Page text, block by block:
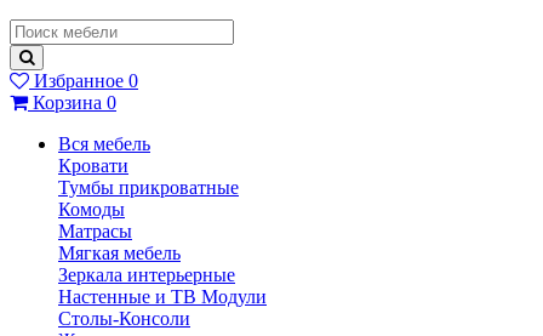
Избранное 0
Корзина 0
Вся мебель
Кровати
Тумбы прикроватные
Комоды
Матрасы
Мягкая мебель
Зеркала интерьерные
Настенные и ТВ Модули
Столы-Консоли